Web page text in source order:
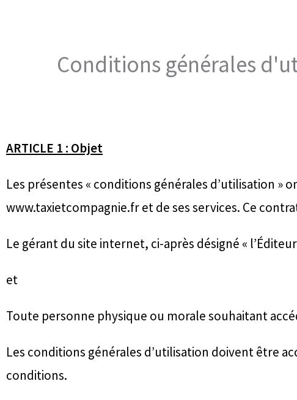
Conditions générales
ARTICLE 1 : Objet
Les présentes « conditions générales d’utilisation »
www.taxietcompagnie.fr et de ses services. Ce
Le gérant du site internet, ci-après désigné «
et
Toute personne physique ou morale souhaitant
Les conditions générales d’utilisation doivent être
conditions.